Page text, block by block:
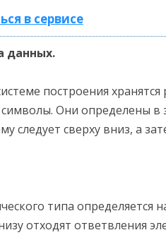
в сервисе
данных.
построения
Они определены в
следует сверху вниз, а
типа определяется
отходят ответвления